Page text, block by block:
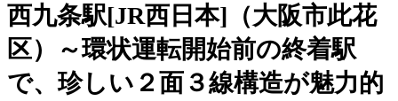
西九条駅[JR西日本]（大阪市此花
区）～環状運転開始前の終着駅
で、珍しい２面３線構造が魅力的